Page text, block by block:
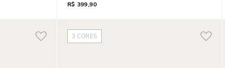
R$ 399,90
3 CORES